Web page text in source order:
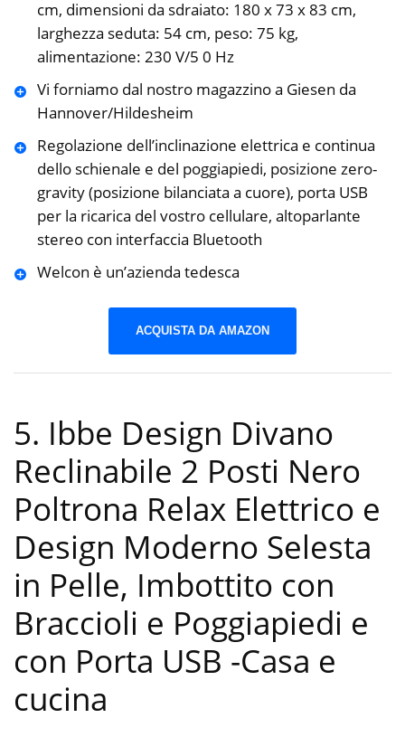
cm, dimensioni da sdraiato: 180 x 73 x 83 cm,
larghezza seduta: 54 cm, peso: 75 kg,
alimentazione: 230 V/5 0 Hz
Vi forniamo dal nostro magazzino a Giesen da
Hannover/Hildesheim
Regolazione dell’inclinazione elettrica e continua
dello schienale e del poggiapiedi, posizione zero-
gravity (posizione bilanciata a cuore), porta USB
per la ricarica del vostro cellulare, altoparlante
stereo con interfaccia Bluetooth
Welcon è un’azienda tedesca
ACQUISTA DA AMAZON
5. Ibbe Design Divano
Reclinabile 2 Posti Nero
Poltrona Relax Elettrico e
Design Moderno Selesta
in Pelle, Imbottito con
Braccioli e Poggiapiedi e
con Porta USB -Casa e
cucina